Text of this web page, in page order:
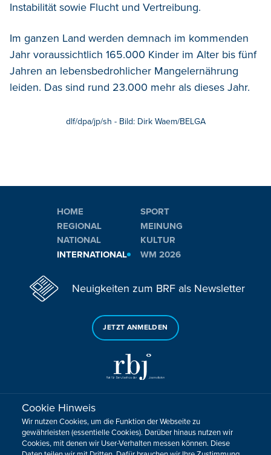
Instabilität sowie Flucht und Vertreibung.
Im ganzen Land werden demnach im kommenden
Jahr voraussichtlich 165.000 Kinder im Alter bis fünf
Jahren an lebensbedrohlicher Mangelernährung
leiden. Das sind rund 23.000 mehr als dieses Jahr.
dlf/dpa/jp/sh - Bild: Dirk Waem/BELGA
HOME
REGIONAL
NATIONAL
INTERNATIONAL
SPORT
MEINUNG
KULTUR
WM 2026
Neuigkeiten zum BRF als Newsletter
JETZT ANMELDEN
Sie haben noch Fragen oder Anmerkungen?
KONTAKTIEREN SIE UNS!
Cookie Hinweis
Wir nutzen Cookies, um die Funktion der Webseite zu
gewährleisten (essentielle Cookies). Darüber hinaus nutzen wir
Cookies, mit denen wir User-Verhalten messen können. Diese